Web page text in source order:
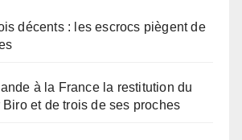
décents : les escrocs piègent de
à la France la restitution du
et de trois de ses proches